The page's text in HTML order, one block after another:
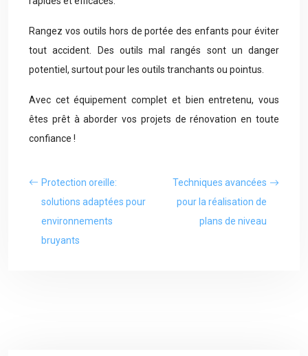
Rangez vos outils hors de portée des enfants pour éviter
tout accident. Des outils mal rangés sont un danger
potentiel, surtout pour les outils tranchants ou pointus.
Avec cet équipement complet et bien entretenu, vous
êtes prêt à aborder vos projets de rénovation en toute
confiance !
Protection oreille:
solutions adaptées pour
environnements
bruyants
Techniques avancées
pour la réalisation de
plans de niveau